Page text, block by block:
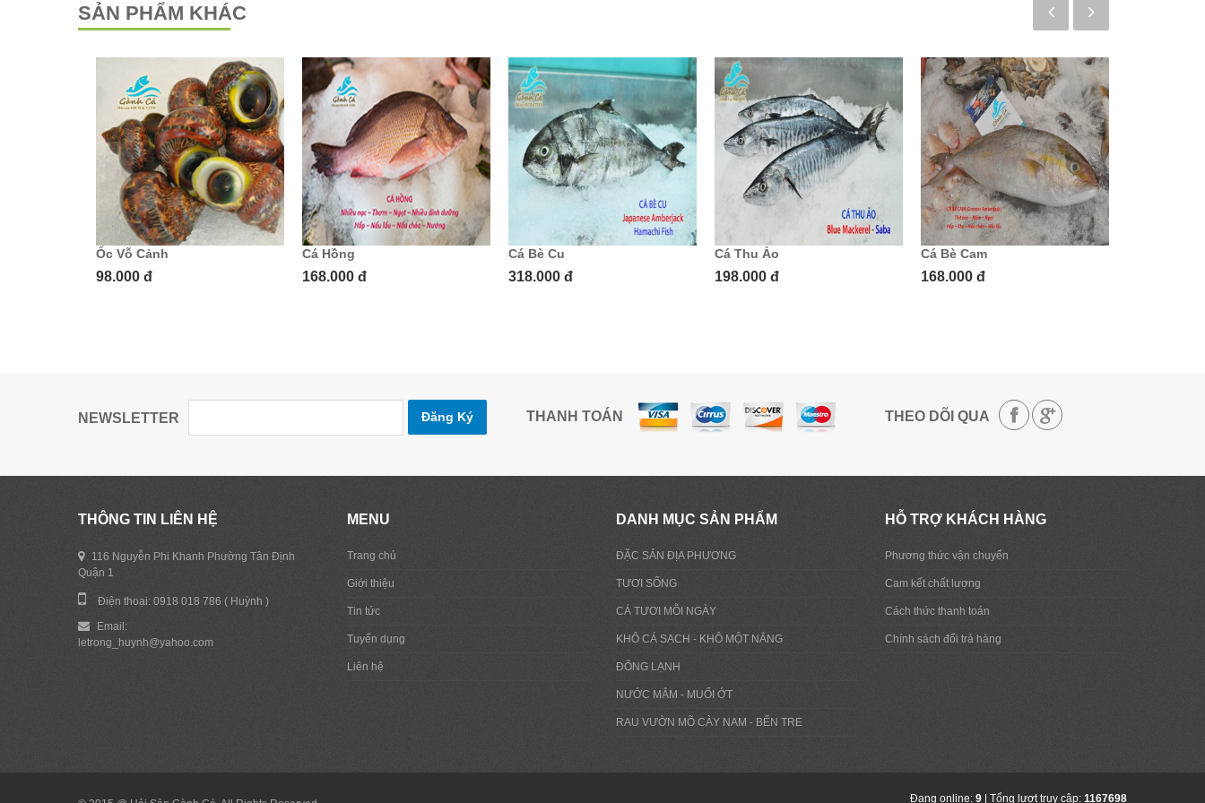
SẢN PHẨM KHÁC
Ốc Vỗ Cảnh
98.000 đ
Cá Hồng
168.000 đ
Cá Bè Cu
318.000 đ
Cá Thu Ảo
198.000 đ
Cá Bè Cam
168.000 đ
NEWSLETTER Đăng Ký THANH TOÁN THEO DÕI QUA
THÔNG TIN LIÊN HỆ
116 Nguyễn Phi Khanh Phường Tân Định
Quận 1
Điện thoại: 0918 018 786 ( Huỳnh )
Email:
letrong_huynh@yahoo.com
MENU
Trang chủ
Giới thiệu
Tin tức
Tuyển dụng
Liên hệ
DANH MỤC SẢN PHẨM
ĐẶC SẢN ĐỊA PHƯƠNG
TƯƠI SỐNG
CÁ TƯƠI MỖI NGÀY
KHÔ CÁ SẠCH - KHÔ MỘT NẮNG
ĐÔNG LẠNH
NƯỚC MẮM - MUỐI ỚT
RAU VƯỜN MÕ CÀY NAM - BẾN TRE
HỖ TRỢ KHÁCH HÀNG
Phương thức vận chuyển
Cam kết chất lượng
Cách thức thanh toán
Chính sách đổi trả hàng
Đang online: 9 | Tổng lượt truy cập: 1167698